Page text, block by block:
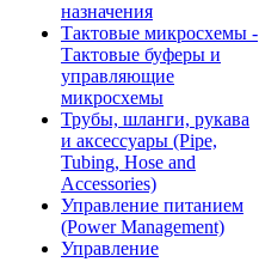
назначения
Тактовые микросхемы -
Тактовые буферы и
управляющие
микросхемы
Трубы, шланги, рукава
и аксессуары (Pipe,
Tubing, Hose and
Accessories)
Управление питанием
(Power Management)
Управление